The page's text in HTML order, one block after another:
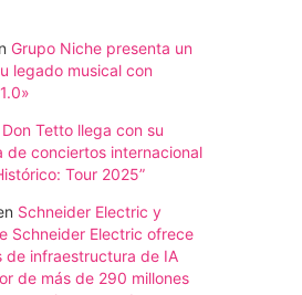
Grupo Niche presenta un
legado musical con
Don Tetto llega con su
de conciertos internacional
Tour 2025”
Schneider Electric y
Schneider Electric ofrece
de infraestructura de IA
de más de 290 millones